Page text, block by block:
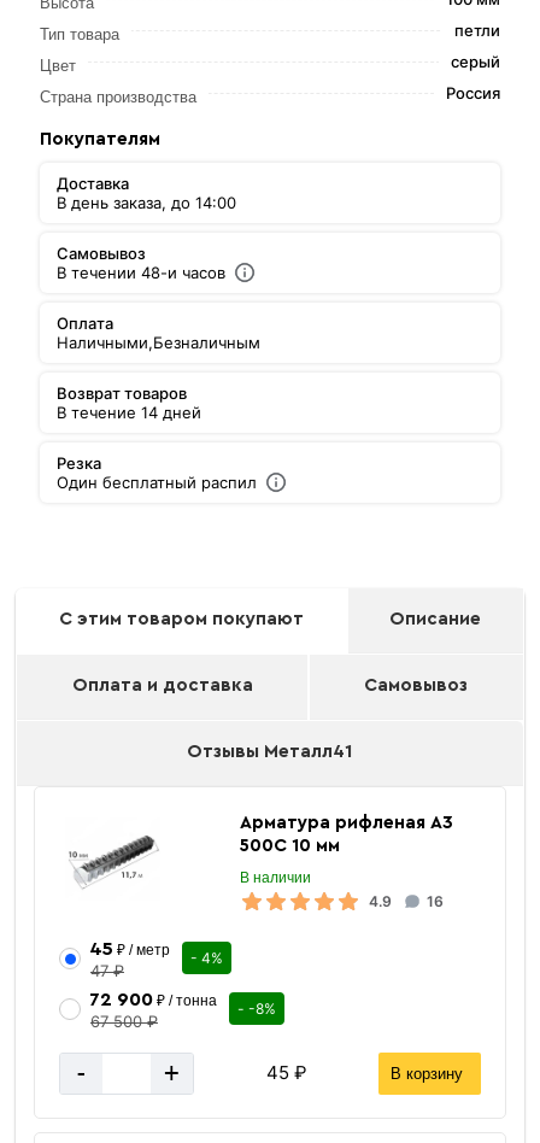
Тип товара петли
Цвет серый
Страна производства Россия
Покупателям
Доставка
В день заказа, до 14:00
Самовывоз
В течении 48-и часов
Оплата
Наличными,Безналичным
Возврат товаров
В течение 14 дней
Резка
Один бесплатный распил
С этим товаром покупают Описание
Оплата и доставка Самовывоз
Отзывы Металл41
Арматура рифленая А3
500С 10 мм
В наличии
4.9 16
45 ₽ / метр
47 ₽
- 4%
72 900₽ / тонна
67 500 ₽
- -8%
- + 45 ₽ В корзину